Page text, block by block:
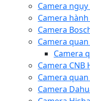
Camera
Camera
Camera
Camera
Camera
Camera CNB
Camera quan
Camera